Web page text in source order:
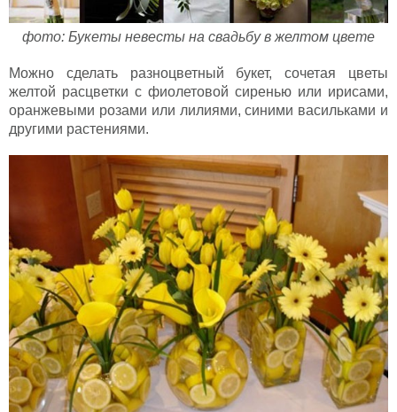
фото: Букеты невесты на свадьбу в желтом цвете
Можно сделать разноцветный букет, сочетая цветы
желтой расцветки с фиолетовой сиренью или ирисами,
оранжевыми розами или лилиями, синими васильками и
другими растениями.